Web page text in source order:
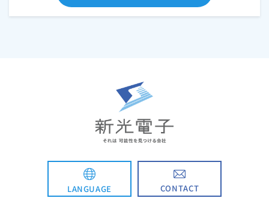
LANGUAGE CONTACT